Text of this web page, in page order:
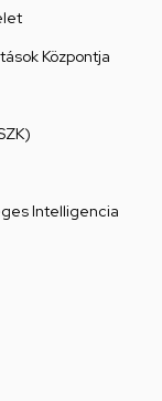
Központja
Intelligencia